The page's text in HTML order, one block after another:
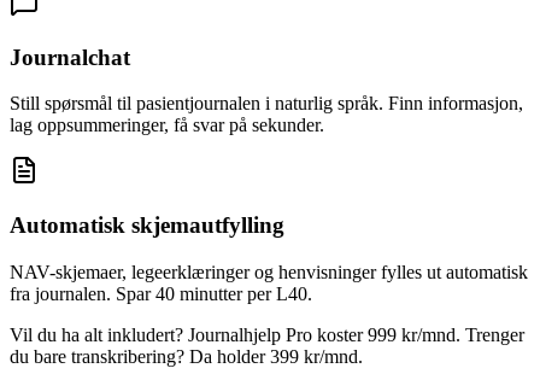
Journalchat
Still spørsmål til pasientjournalen i naturlig språk. Finn informasjon,
lag oppsummeringer, få svar på sekunder.
Automatisk skjemautfylling
NAV-skjemaer, legeerklæringer og henvisninger fylles ut automatisk
fra journalen. Spar 40 minutter per L40.
Vil du ha alt inkludert? Journalhjelp Pro koster 999 kr/mnd. Trenger
du bare transkribering? Da holder 399 kr/mnd.